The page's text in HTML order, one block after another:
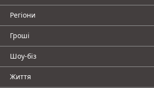
Регіони
Гроші
Шоу-біз
Життя